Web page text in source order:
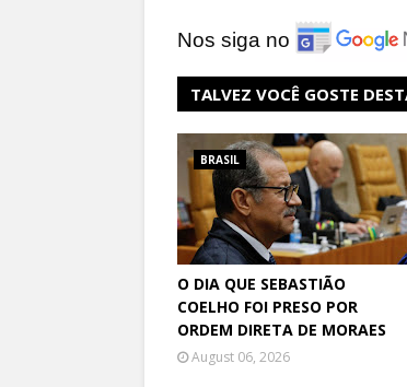
Nos siga no
TALVEZ VOCÊ GOSTE
BRASIL
O DIA QUE SEBASTIÃO
COELHO FOI PRESO POR
ORDEM DIRETA DE MORAES
August 06, 2026